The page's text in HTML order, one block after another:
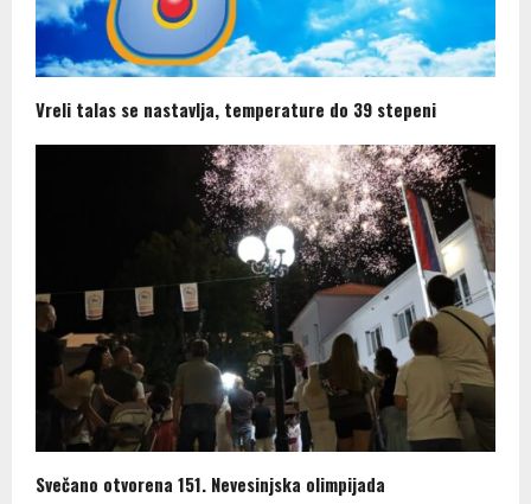
Vreli talas se nastavlja, temperature do 39 stepeni
Svečano otvorena 151. Nevesinjska olimpijada